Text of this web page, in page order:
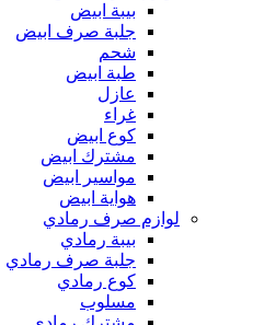
بيبة ابيض
جلبة صرف ابيض
شحم
طبة ابيض
عازل
غراء
كوع ابيض
مشترك ابيض
مواسير ابيض
هواية ابيض
لوازم صرف رمادي
بيبة رمادي
جلبة صرف رمادي
كوع رمادي
مسلوب